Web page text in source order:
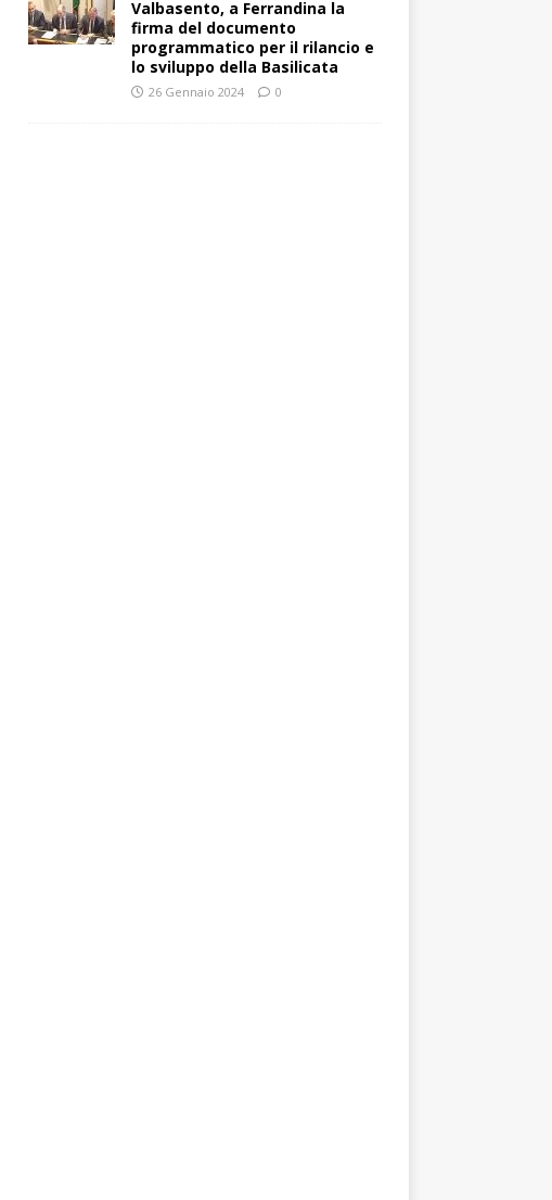
Valbasento, a Ferrandina la
firma del documento
programmatico per il rilancio e
lo sviluppo della Basilicata
26 Gennaio 2024 0